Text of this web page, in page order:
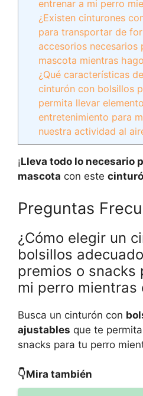
entrenar a mi perro
¿Existen cinturones
para transportar de
accesorios necesarios
mascota mientras
¿Qué características
cinturón con bolsillos
permita llevar
entretenimiento para
nuestra actividad al
¡Lleva todo lo necesario
mascota con este
Preguntas
¿Cómo elegir un
bolsillos
premios o snacks
mi perro mientras
Busca un cinturón con
ajustables que te
snacks para tu perro
👇Mira también